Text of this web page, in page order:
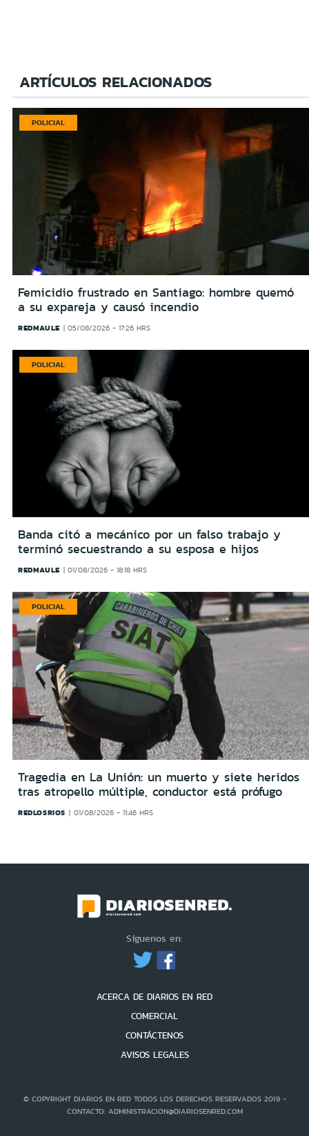
ARTÍCULOS RELACIONADOS
POLICIAL
Femicidio frustrado en Santiago: hombre quemó
a su expareja y causó incendio
REDMAULE 05/08/2026 - 17:26 HRS
POLICIAL
Banda citó a mecánico por un falso trabajo y
terminó secuestrando a su esposa e hijos
REDMAULE 01/08/2026 - 18:18 HRS
POLICIAL
Tragedia en La Unión: un muerto y siete heridos
tras atropello múltiple, conductor está prófugo
REDLOSRIOS 01/08/2026 - 11:46 HRS
Síguenos en:
ACERCA DE DIARIOS EN RED
COMERCIAL
CONTÁCTENOS
AVISOS LEGALES
© COPYRIGHT DIARIOS EN RED TODOS LOS DERECHOS RESERVADOS 2019 -
CONTACTO: ADMINISTRACION@DIARIOSENRED.COM